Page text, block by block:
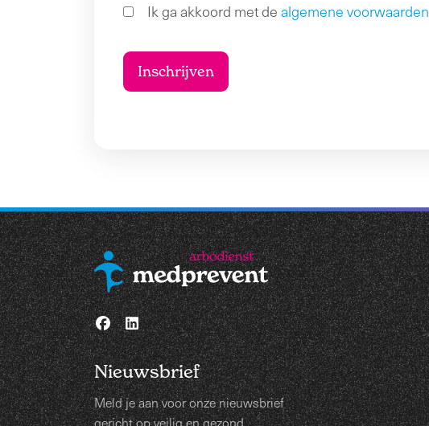
Ik ga akkoord met de algemene voorwaarden
Nieuwsbrief
Meld je aan voor onze nieuwsbrief
gericht op veilig en gezond